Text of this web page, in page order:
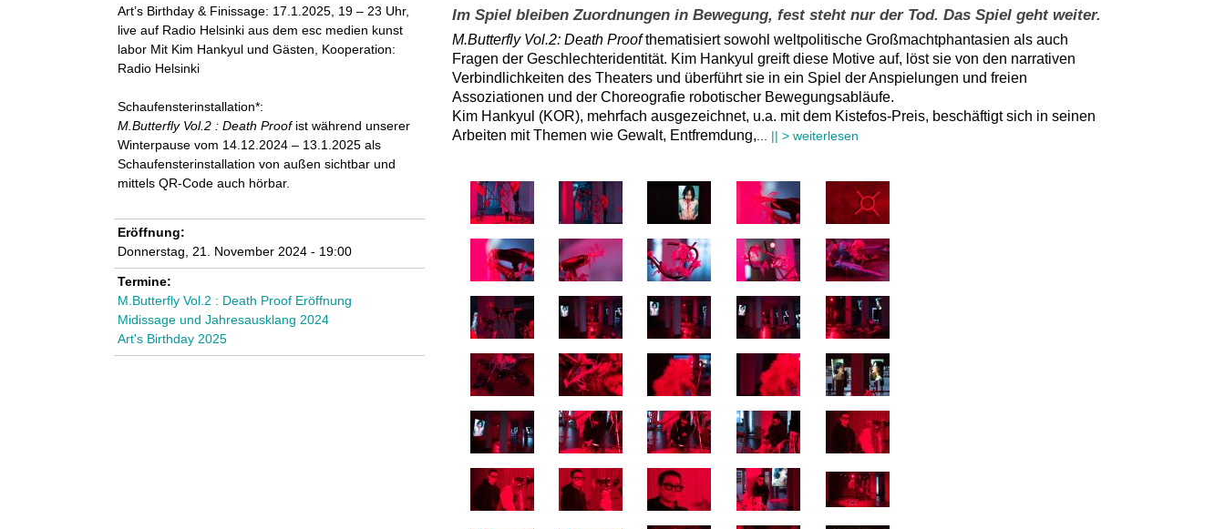
Art’s Birthday & Finissage: 17.1.2025, 19 – 23 Uhr,
live auf Radio Helsinki aus dem esc medien kunst
labor Mit Kim Hankyul und Gästen, Kooperation:
Radio Helsinki
Schaufensterinstallation*:
M.Butterfly Vol.2 : Death Proofist während unserer
Winterpause vom 14.12.2024 – 13.1.2025 als
Schaufensterinstallation von außen sichtbar und
mittels QR-Code auch hörbar.
Eröffnung:
Donnerstag, 21. November 2024 - 19:00
Termine:
M.Butterfly Vol.2 : Death Proof Eröffnung
Midissage und Jahresausklang 2024
Art's Birthday 2025
Im Spiel bleiben Zuordnungen in Bewegung, fest steht nur der Tod. Das Spiel geht weiter.
M.Butterfly Vol.2: Death Proofthematisiert sowohl weltpolitische Großmachtphantasien als auch
Fragen der Geschlechteridentität. Kim Hankyul greift diese Motive auf, löst sie von den narrativen
Verbindlichkeiten des Theaters und überführt sie in ein Spiel der Anspielungen und freien
Assoziationen und der Choreografie robotischer Bewegungsabläufe.
Kim Hankyul (KOR), mehrfach ausgezeichnet, u.a. mit dem Kistefos-Preis, beschäftigtsich in seinen
Arbeiten mit Themen wie Gewalt, Entfremdung,... || > weiterlesen